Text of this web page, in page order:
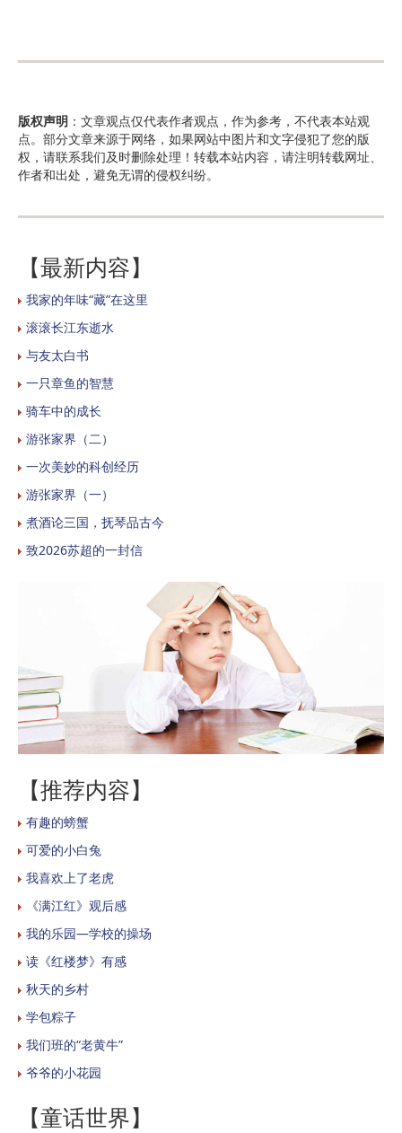
版权声明 ：文章观点仅代表作者观点，作为参考，不代表本站观
点。部分文章来源于网络，如果网站中图片和文字侵犯了您的版
权，请联系我们及时删除处理！转载本站内容，请注明转载网址、
作者和出处，避免无谓的侵权纠纷。
【最新内容】
我家的年味“藏”在这里
滚滚长江东逝水
与友太白书
一只章鱼的智慧
骑车中的成长
游张家界（二）
一次美妙的科创经历
游张家界（一）
煮酒论三国，抚琴品古今
致2026苏超的一封信
【推荐内容】
有趣的螃蟹
可爱的小白兔
我喜欢上了老虎
《满江红》观后感
我的乐园—学校的操场
读《红楼梦》有感
秋天的乡村
学包粽子
我们班的“老黄牛”
爷爷的小花园
【童话世界】